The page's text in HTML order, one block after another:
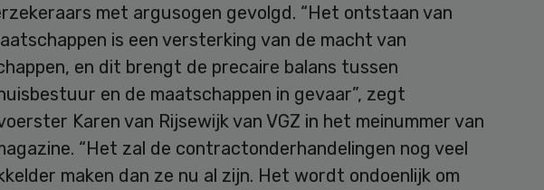
met argusogen gevolgd. “Het ontstaan van
is een versterking van de macht van
en dit brengt de precaire balans tussen
en de maatschappen in gevaar”, zegt
Karen van Rijsewijk van VGZ in het meinummer van
“Het zal de contractonderhandelingen nog veel
maken dan ze nu al zijn. Het wordt ondoenlijk om